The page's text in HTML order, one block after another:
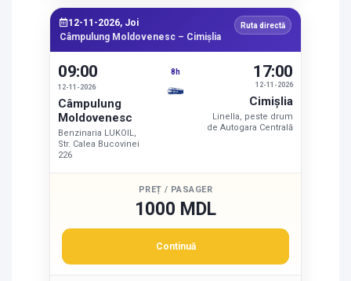
12-11-2026, Joi
Câmpulung Moldovenesc – Cimişlia
Ruta directă
09:00
12-11-2026
Câmpulung
Moldovenesc
Benzinaria LUKOIL,
Str. Calea Bucovinei
226
8h
12-11-2026
17:00
Cimişlia
Linella, peste drum
de Autogara Centrală
PREȚ / PASAGER
1000 MDL
Continuă